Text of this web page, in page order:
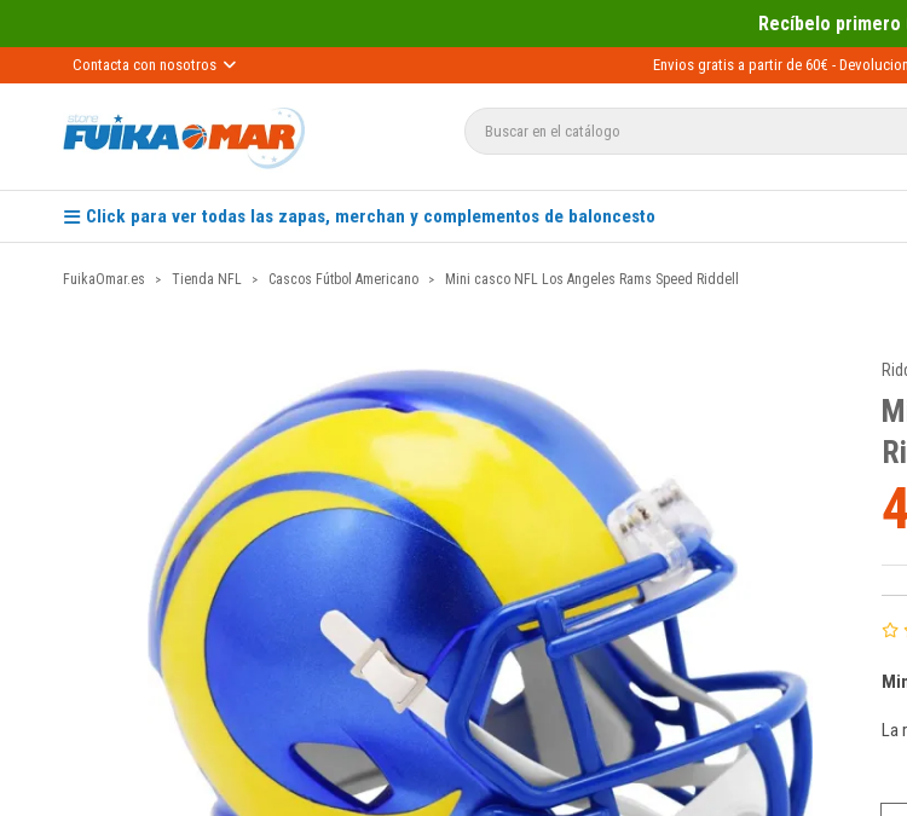
Recíbelo primero 📦 Paga después con
Contacta con nosotros Envios gratis a partir de 60€ -
Click para ver todas las zapas, merchan y complementos de baloncesto
FuikaOmar.es Tienda NFL Cascos Fútbol Americano Mini casco NFL Los Angeles Rams Speed Riddell
La